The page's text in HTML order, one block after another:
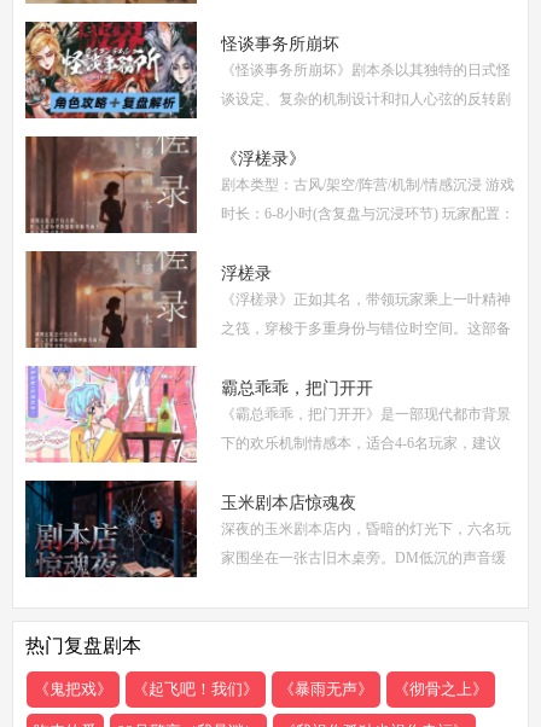
供全面的复盘解析，包括角色攻略、关键线索
解
怪谈事务所崩坏
《怪谈事务所崩坏》剧本杀以其独特的日式怪
谈设定、复杂的机制设计和扣人心弦的反转剧
复盘、体验测评、新本攻略、类型时间和玩家
点
《浮槎录》
剧本类型：古风/架空/阵营/机制/情感沉浸 游戏
时长：6-8小时(含复盘与沉浸环节) 玩家配置：
别选择以增强代入感) 适合玩家：适合喜爱深
度
浮槎录
《浮槎录》正如其名，带领玩家乘上一叶精神
之筏，穿梭于多重身份与错位时空间。这部备
精密的机制设计和深刻的人性探讨，在剧本杀
圈
霸总乖乖，把门开开
《霸总乖乖，把门开开》是一部现代都市背景
下的欢乐机制情感本，适合4-6名玩家，建议
争、家族恩怨与情感纠葛，以轻松幽默的笔触
描绘了一
玉米剧本店惊魂夜
深夜的玉米剧本店内，昏暗的灯光下，六名玩
家围坐在一张古旧木桌旁。DM低沉的声音缓
热门复盘剧本
《鬼把戏》 《起飞吧！我们》 《暴雨无声》 《彻骨之上》